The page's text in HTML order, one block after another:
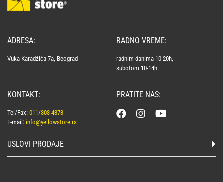
ADRESA:
Vuka Karadžića 7a, Beograd
KONTAKT:
Tel/Fax: 011/303-4373
E-mail: info@yellowstore.rs
RADNO VREME:
radnim danima 10-20h,
subotom 10-14h.
PRATITE NAS:
USLOVI PRODAJE